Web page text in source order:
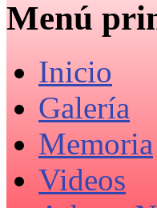
Menú
Inicio
Galería
Memoria
Videos